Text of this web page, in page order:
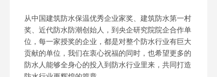
从中国建筑防水保温优秀企业家奖、建筑防水第一村
奖、近代防水防潮创始人，到央企研究院院企合作单
位，每一家授奖的企业，都是对整个防水行业有巨大
贡献的单位，我们在衷心祝福的同时，也希望更多的
防水人能够全身心的投入到防水行业里来，共同打造